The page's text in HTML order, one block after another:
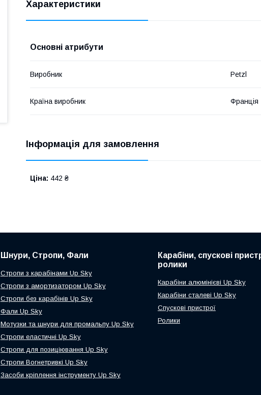
Характеристики
Основні атрибути
Виробник Petzl
Країна виробник Франція
Інформація для замовлення
Ціна: 442 ₴
Шнури, Стропи, Фали
Стропи з карабінами Up Sky
Стропи з амортизатором Up Sky
Стропи без карабінів Up Sky
Фали Up Sky
Мотузки та шнури для промальпу Up Sky
Стропи еластичні Up Sky
Стропи для позиціювання Up Sky
Стропи Вогнетривкі Up Sky
Засоби кріплення інструменту Up Sky
Карабіни, спускові
ролики
Карабіни алюмінієві Up Sky
Карабіни сталеві Up Sky
Спускові пристрої
Ролики